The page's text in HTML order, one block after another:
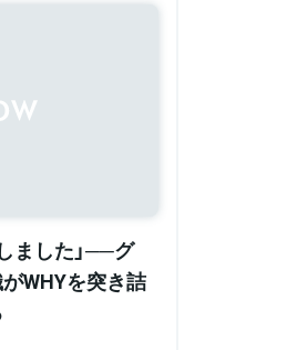
ました」──グ
WHYを突き詰